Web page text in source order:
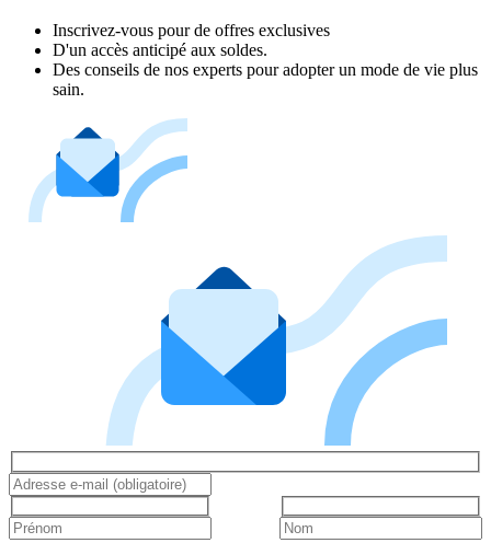
Inscrivez‑vous pour de offres exclusives
D'un accès anticipé aux soldes.
Des conseils de nos experts pour adopter un mode de vie plus
sain.